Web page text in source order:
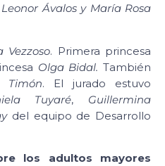
Ávalos y María Rosa
Vezzoso. Primera princesa
Olga Bidal. También
Timón. El jurado estuvo
Tuyaré, Guillermina
del equipo de Desarrollo
los adultos mayores